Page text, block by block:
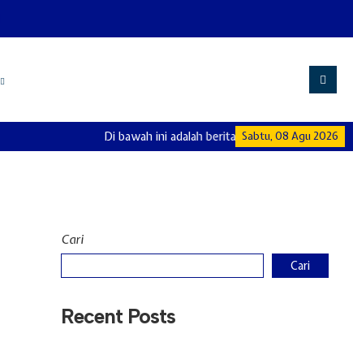
Sabtu, 08 Agu 2026
Di bawah ini adalah berita dan info di SMA Budi
Cari
Cari
Recent Posts